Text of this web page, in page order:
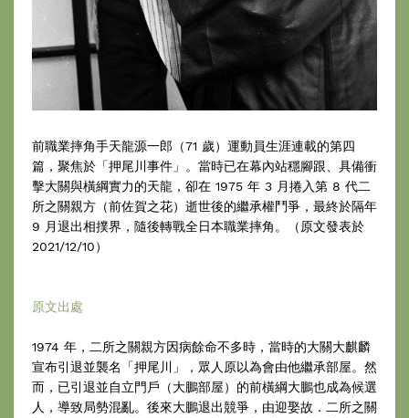
前職業摔角手天龍源一郎（71 歲）運動員生涯連載的第四
篇，聚焦於「押尾川事件」。當時已在幕內站穩腳跟、具備衝
擊大關與橫綱實力的天龍，卻在 1975 年 3 月捲入第 8 代二
所之關親方（前佐賀之花）逝世後的繼承權鬥爭，最終於隔年
9 月退出相撲界，隨後轉戰全日本職業摔角。（原文發表於
2021/12/10）
原文出處
1974 年，二所之關親方因病餘命不多時，當時的大關大麒麟
宣布引退並襲名「押尾川」，眾人原以為會由他繼承部屋。然
而，已引退並自立門戶（大鵬部屋）的前橫綱大鵬也成為候選
人，導致局勢混亂。後來大鵬退出競爭，由迎娶故．二所之關